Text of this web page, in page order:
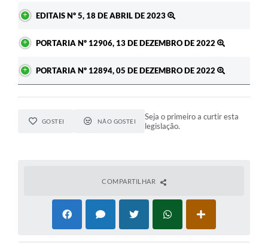
EDITAIS Nº 5, 18 DE ABRIL DE 2023
PORTARIA Nº 12906, 13 DE DEZEMBRO DE 2022
PORTARIA Nº 12894, 05 DE DEZEMBRO DE 2022
GOSTEI NÃO GOSTEI
Seja o primeiro a curtir esta
legislação.
COMPARTILHAR